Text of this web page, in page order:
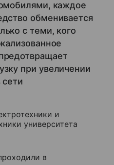
каждое
обменивается
с теми, кого
при увеличении
сети
и
университета
в